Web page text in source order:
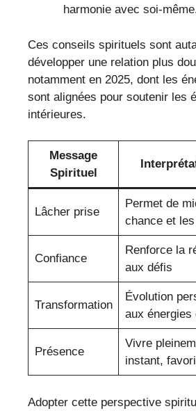
harmonie avec soi-
Ces conseils spirituels sont
développer une relation plus
notamment en 2025, dont les
sont alignées pour soutenir les
intérieures.
Message
Spirituel
Lâcher prise
Permet de
chance et
Confiance
Renforce la
aux défis
Transformation
Évolution
aux énergies
Présence
Vivre
instant,
Adopter cette perspective